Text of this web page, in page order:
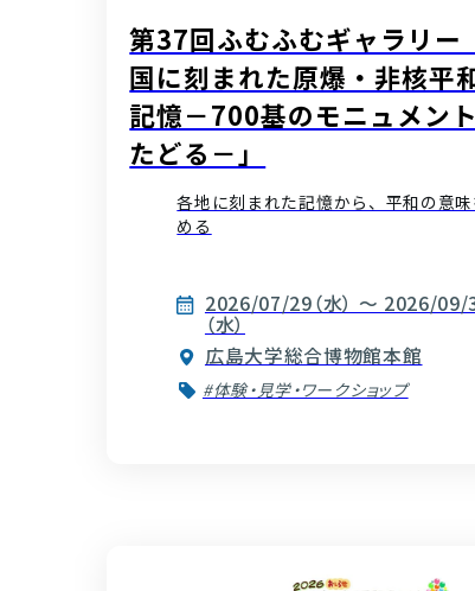
第37回ふむふむギャラリー
国に刻まれた原爆・非核平
記憶－700基のモニュメン
たどる－」
各地に刻まれた記憶から、平和の意
める
2026/07/29（水） ～ 2026/09/
（水）
広島大学総合博物館本館
#体験・見学・ワークショップ